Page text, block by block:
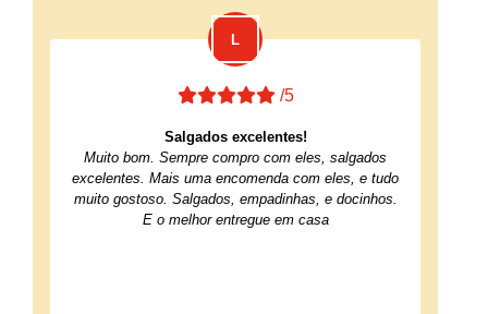
/5
Salgados excelentes!
Muito bom. Sempre compro com eles, salgados
excelentes. Mais uma encomenda com eles, e tudo
muito gostoso. Salgados, empadinhas, e docinhos.
E o melhor entregue em casa